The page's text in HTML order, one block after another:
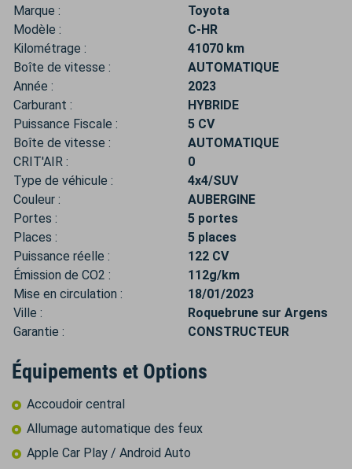
Marque :
Toyota
Modèle :
C-HR
Kilométrage :
41070 km
Boîte de vitesse :
AUTOMATIQUE
Année :
2023
Carburant :
HYBRIDE
Puissance Fiscale :
5 CV
Boîte de vitesse :
AUTOMATIQUE
CRIT'AIR :
0
Type de véhicule :
4x4/SUV
Couleur :
AUBERGINE
Portes :
5 portes
Places :
5 places
Puissance réelle :
122 CV
Émission de CO2 :
112g/km
Mise en circulation :
18/01/2023
Ville :
Roquebrune sur Argens
Garantie :
CONSTRUCTEUR
Équipements et Options
Accoudoir central
Allumage automatique des feux
Apple Car Play / Android Auto